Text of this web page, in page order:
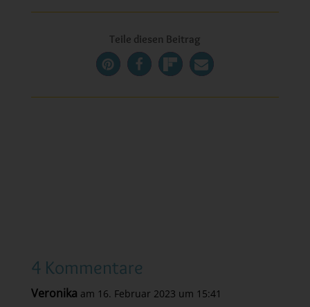
Teile diesen Beitrag
4 Kommentare
Veronika am 16. Februar 2023 um 15:41